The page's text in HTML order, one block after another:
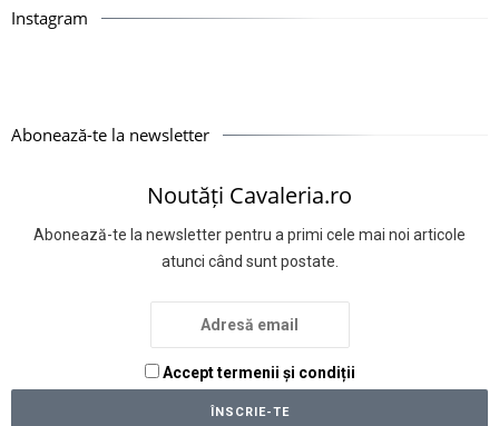
Instagram
Abonează-te la newsletter
Noutăți Cavaleria.ro
Abonează-te la newsletter pentru a primi cele mai noi articole
atunci când sunt postate.
Accept termenii și condiții